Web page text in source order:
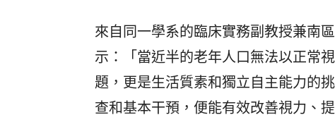
來自同一學系的臨床實務副教授兼南
示：「當近半的老年人口無法以正常
題，更是生活質素和獨立自主能力的
查和基本干預，便能有效改善視力、